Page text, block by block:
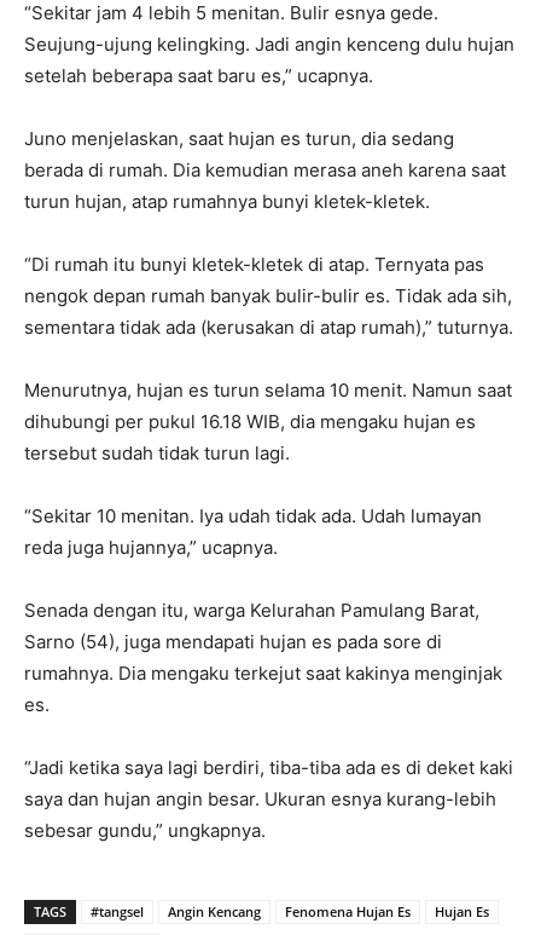
“Sekitar jam 4 lebih 5 menitan. Bulir esnya gede.
Seujung-ujung kelingking. Jadi angin kenceng dulu hujan
setelah beberapa saat baru es,” ucapnya.
Juno menjelaskan, saat hujan es turun, dia sedang
berada di rumah. Dia kemudian merasa aneh karena saat
turun hujan, atap rumahnya bunyi kletek-kletek.
“Di rumah itu bunyi kletek-kletek di atap. Ternyata pas
nengok depan rumah banyak bulir-bulir es. Tidak ada sih,
sementara tidak ada (kerusakan di atap rumah),” tuturnya.
Menurutnya, hujan es turun selama 10 menit. Namun saat
dihubungi per pukul 16.18 WIB, dia mengaku hujan es
tersebut sudah tidak turun lagi.
“Sekitar 10 menitan. Iya udah tidak ada. Udah lumayan
reda juga hujannya,” ucapnya.
Senada dengan itu, warga Kelurahan Pamulang Barat,
Sarno (54), juga mendapati hujan es pada sore di
rumahnya. Dia mengaku terkejut saat kakinya menginjak
es.
“Jadi ketika saya lagi berdiri, tiba-tiba ada es di deket kaki
saya dan hujan angin besar. Ukuran esnya kurang-lebih
sebesar gundu,” ungkapnya.
TAGS #tangsel Angin Kencang Fenomena Hujan Es
Hujan Es